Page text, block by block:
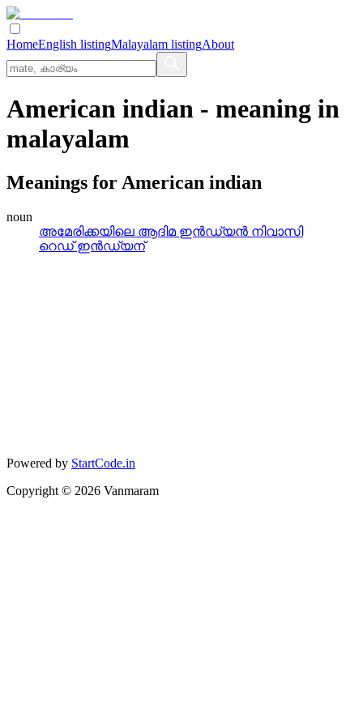
HomeEnglish listingMalayalam listingAbout
American indian - meaning in
malayalam
Meanings for American indian
noun
അമേരിക്കയിലെ ആദിമ ഇന്‍ഡ്യന്‍ നിവാസി
റെഡ്‌ ഇന്‍ഡ്യന്
Powered by StartCode.in
Copyright © 2026 Vanmaram